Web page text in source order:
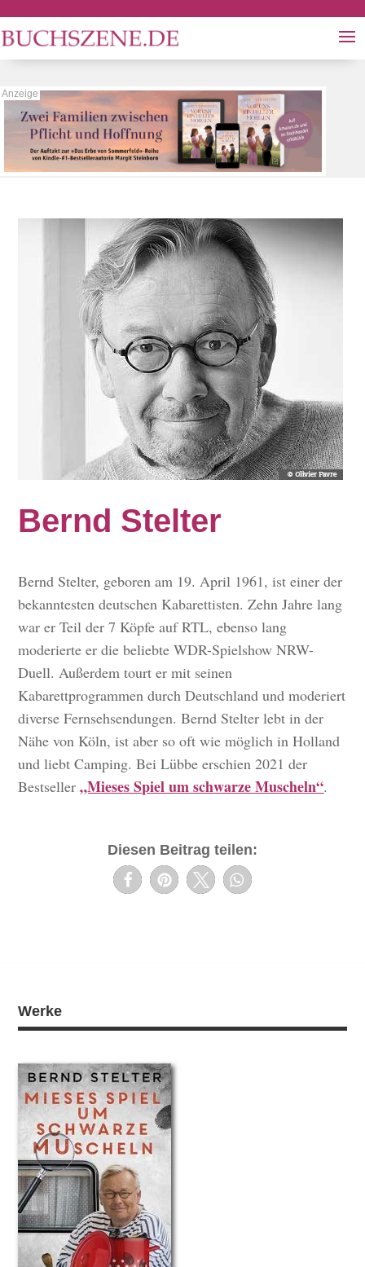
Bernd Stelter
Bernd Stelter, geboren am 19. April 1961, ist einer der
bekanntesten deutschen Kabarettisten. Zehn Jahre lang
war er Teil der 7 Köpfe auf RTL, ebenso lang
moderierte er die beliebte WDR-Spielshow NRW-
Duell. Außerdem tourt er mit seinen
Kabarettprogrammen durch Deutschland und moderiert
diverse Fernsehsendungen. Bernd Stelter lebt in der
Nähe von Köln, ist aber so oft wie möglich in Holland
und liebt Camping. Bei Lübbe erschien 2021 der
Bestseller„Mieses Spiel um schwarze Muscheln“.
Diesen Beitrag teilen:
Werke